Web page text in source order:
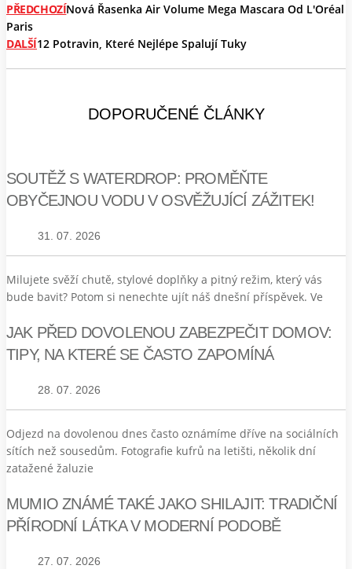
PŘEDCHOZÍNová Řasenka Air Volume Mega Mascara Od L'Oréal
Paris
DALŠÍ12 Potravin, Které Nejlépe Spalují Tuky
DOPORUČENÉ ČLÁNKY
SOUTĚŽ S WATERDROP: PROMĚŇTE
OBYČEJNOU VODU V OSVĚŽUJÍCÍ ZÁŽITEK!
31. 07. 2026
Milujete svěží chutě, stylové doplňky a pitný režim, který vás
bude bavit? Potom si nenechte ujít náš dnešní příspěvek. Ve
JAK PŘED DOVOLENOU ZABEZPEČIT DOMOV:
TIPY, NA KTERÉ SE ČASTO ZAPOMÍNÁ
28. 07. 2026
Odjezd na dovolenou dnes často oznámíme dříve na sociálních
sítích než sousedům. Fotografie kufrů na letišti, několik dní
zatažené žaluzie
MUMIO ZNÁMÉ TAKÉ JAKO SHILAJIT: TRADIČNÍ
PŘÍRODNÍ LÁTKA V MODERNÍ PODOBĚ
27. 07. 2026